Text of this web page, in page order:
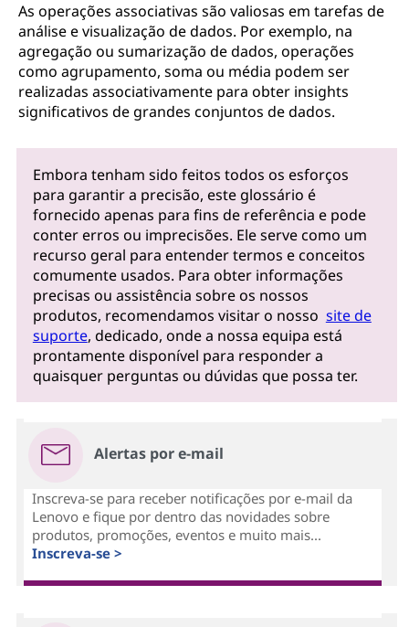
As operações associativas são valiosas em tarefas de
análise e visualização de dados. Por exemplo, na
agregação ou sumarização de dados, operações
como agrupamento, soma ou média podem ser
realizadas associativamente para obter insights
significativos de grandes conjuntos de dados.
Embora tenham sido feitos todos os esforços
para garantir a precisão, este glossário é
fornecido apenas para fins de referência e pode
conter erros ou imprecisões. Ele serve como um
recurso geral para entender termos e conceitos
comumente usados. Para obter informações
precisas ou assistência sobre os nossos
produtos, recomendamos visitar o nosso site de
suporte, dedicado, onde a nossa equipa está
prontamente disponível para responder a
quaisquer perguntas ou dúvidas que possa ter.
Alertas por e-mail
Inscreva-se para receber notificações por e-mail da
Lenovo e fique por dentro das novidades sobre
produtos, promoções, eventos e muito mais...
Inscreva-se >